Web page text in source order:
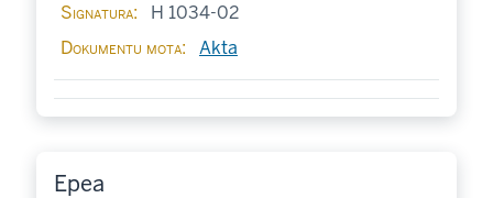
Signatura
H 1034-02
Dokumentu mota
Akta
Epea